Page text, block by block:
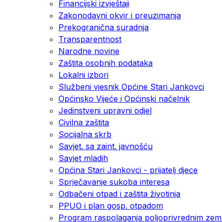
Financijski izvještaji
Zakonodavni okvir i preuzimanja
Prekogranična suradnja
Transparentnost
Narodne novine
Zaštita osobnih podataka
Lokalni izbori
Službeni vjesnik Općine Stari Jankovci
Općinsko Vijeće i Općinski načelnik
Jedinstveni upravni odjel
Civilna zaštita
Socijalna skrb
Savjet. sa zaint. javnošću
Savjet mladih
Općina Stari Jankovci - prijatelj djece
Sprječavanje sukoba interesa
Odbačeni otpad i zaštita životinja
PPUO i plan gosp. otpadom
Program raspolaganja poljoprivrednim